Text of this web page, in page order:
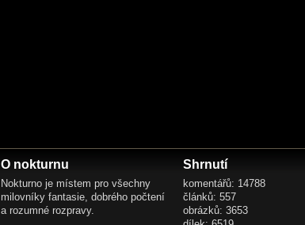
O nokturnu
Nokturno je místem pro všechny
milovníky fantasie, dobrého počtení
a rozumné rozpravy.
Shrnutí
komentářů: 14788
článků: 557
obrázků: 3653